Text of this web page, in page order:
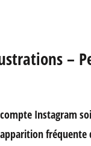
–
Instagram
fréquente